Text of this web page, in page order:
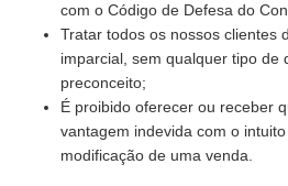
com o Código de Defesa do
Tratar todos os nossos clientes
imparcial, sem qualquer tipo de
preconceito;
É proibido oferecer ou receber
vantagem indevida com o
modificação de uma venda.